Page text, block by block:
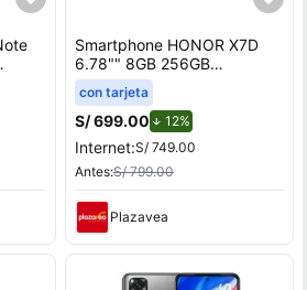
Smartphone HONOR X7D
6.78"" 8GB 256GB
108MP+2MP Negro
con tarjeta
S/ 699.00 12%de descuento.
Internet:S/ 749.00
Antes:S/ 799.00
Plazavea